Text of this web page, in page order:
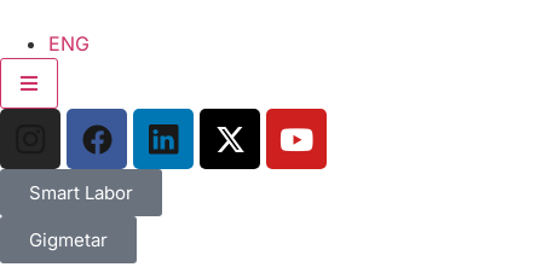
ENG
Hamburger Toggle Menu
Smart Labor
Gigmetar